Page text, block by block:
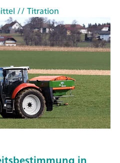
// Titration